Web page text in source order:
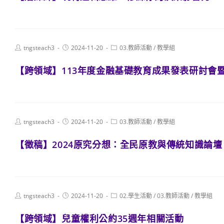
Posttngsteach3
Post2024-11-20
Post03.教師活動/教學組
【跨領域】113年度金融基礎教育成果發表研討會
Posttngsteach3
Post2024-11-20
Post03.教師活動/教學組
【徵稿】2024原究分想：全民原教與傳統知識論壇
Posttngsteach3
Post2024-11-20
Post02.學生活動/03.教師活動/教學組
【跨領域】兒童權利公約35週年相關活動